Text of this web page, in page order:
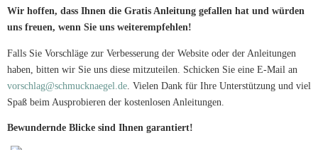
Wir hoffen, dass Ihnen die Gratis Anleitung gefallen hat und würden
uns freuen, wenn Sie uns weiterempfehlen!
Falls Sie Vorschläge zur Verbesserung der Website oder der Anleitungen
haben, bitten wir Sie uns diese mitzuteilen. Schicken Sie eine E-Mail an
vorschlag@schmucknaegel.de . Vielen Dank für Ihre Unterstützung und viel
Spaß beim Ausprobieren der kostenlosen Anleitungen.
Bewundernde Blicke sind Ihnen garantiert!